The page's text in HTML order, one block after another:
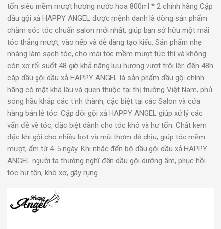
tổn siêu mềm mượt hương nước hoa 800ml * 2 chính hãng Cặp
dầu gội xả HAPPY ANGEL được mệnh danh là dòng sản phẩm
chăm sóc tóc chuẩn salon mới nhất, giúp bạn sở hữu một mái
tóc thẳng mượt, vào nếp và dễ dàng tạo kiểu. Sản phẩm nhẹ
nhàng làm sạch tóc, cho mái tóc mềm mượt tức thì và không
còn xơ rối suốt 48 giờ khả năng lưu hương vượt trội lên đến 48h
cặp dầu gội dầu xả HAPPY ANGEL là sản phẩm dầu gội chính
hãng có mặt khá lâu và quen thuộc tại thị trường Việt Nam, phủ
sóng hầu khắp các tỉnh thành, đặc biệt tại các Salon và cửa
hàng bán lẻ tóc. Cặp đôi gội xả HAPPY ANGEL giúp xử lý các
vấn đề về tóc, đặc biệt dành cho tóc khô và hư tổn. Chất kem
đặc khi gội cho nhiều bọt và mùi thơm dễ chịu, giúp tóc mềm
mượt, ẩm từ 4-5 ngày. Khi nhắc đến bộ dầu gội dầu xả HAPPY
ANGEL người ta thường nghĩ đến dầu gội dưỡng ẩm, phục hồi
tóc hư tổn, khô xơ, gãy rụng